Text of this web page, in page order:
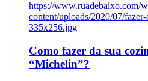
https://www.ruadebaixo.com/
content/uploads/2020/07/
335x256.jpg
Como fazer da sua
“Michelin”?